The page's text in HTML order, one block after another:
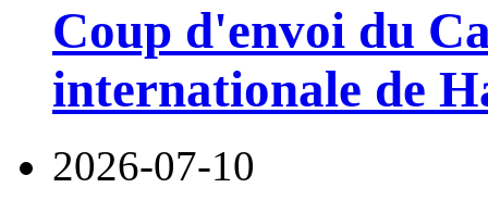
Coup d'envoi du
internationale de
2026-07-10